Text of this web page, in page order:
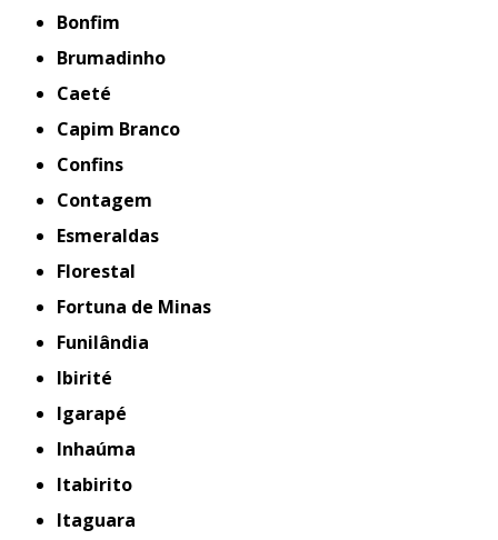
Bonfim
Brumadinho
Caeté
Capim Branco
Confins
Contagem
Esmeraldas
Florestal
Fortuna de Minas
Funilândia
Ibirité
Igarapé
Inhaúma
Itabirito
Itaguara